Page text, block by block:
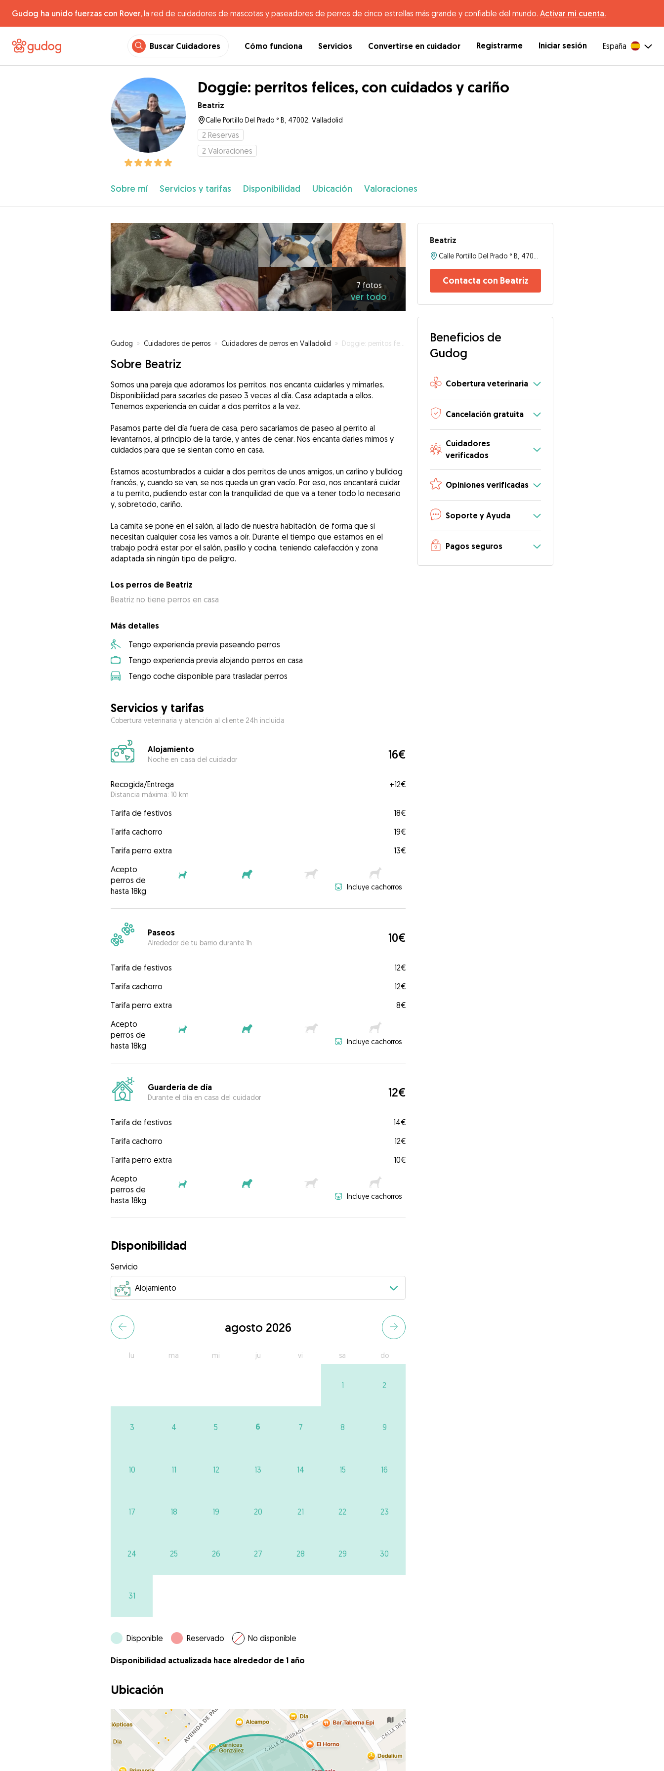
Gudog ha unido fuerzas con Rover, la red de cuidadores de mascotas y paseadores de perros de cinco estrellas más grande y confiable del mundo. Activar mi cuenta.
Buscar Cuidadores Cómo funciona Servicios Convertirse en cuidador Registrarme Iniciar sesión España
Doggie: perritos felices, con cuidados y cariño
Beatriz
Calle Portillo Del Prado ° B, 47002, Valladolid
2 Reservas
2 Valoraciones
Sobre mí Servicios y tarifas Disponibilidad Ubicación Valoraciones
7 fotos
ver todo
Gudog » Cuidadores de perros » Cuidadores de perros en Valladolid » Doggie: perritos felices, con cuidados y cariño
Sobre Beatriz
Somos una pareja que adoramos los perritos, nos encanta cuidarles y mimarles.
Disponibilidad para sacarles de paseo 3 veces al día. Casa adaptada a ellos.
Tenemos experiencia en cuidar a dos perritos a la vez.
Pasamos parte del día fuera de casa, pero sacaríamos de paseo al perrito al
levantarnos, al principio de la tarde, y antes de cenar. Nos encanta darles mimos y
cuidados para que se sientan como en casa.
Estamos acostumbrados a cuidar a dos perritos de unos amigos, un carlino y bulldog
francés, y, cuando se van, se nos queda un gran vacío. Por eso, nos encantará cuidar
a tu perrito, pudiendo estar con la tranquilidad de que va a tener todo lo necesario
y, sobretodo, cariño.
La camita se pone en el salón, al lado de nuestra habitación, de forma que si
necesitan cualquier cosa les vamos a oír. Durante el tiempo que estamos en el
trabajo podrá estar por el salón, pasillo y cocina, teniendo calefacción y zona
adaptada sin ningún tipo de peligro.
Los perros de Beatriz
Beatriz no tiene perros en casa
Más detalles
Tengo experiencia previa paseando perros
Tengo experiencia previa alojando perros en casa
Tengo coche disponible para trasladar perros
Servicios y tarifas
Cobertura veterinaria y atención al cliente 24h incluida
Alojamiento
Noche en casa del cuidador 16€
Recogida/Entrega
Distancia máxima: 10 km
+12€
Tarifa de festivos
18€
Tarifa cachorro
19€
Tarifa perro extra
13€
Acepto
perros de
hasta 18kg
Incluye cachorros
Paseos
Alrededor de tu barrio durante 1h 10€
Tarifa de festivos
12€
Tarifa cachorro
12€
Tarifa perro extra
8€
Acepto
perros de
hasta 18kg
Incluye cachorros
Guardería de día
Durante el día en casa del cuidador 12€
Tarifa de festivos
14€
Tarifa cachorro
12€
Tarifa perro extra
10€
Acepto
perros de
hasta 18kg
Incluye cachorros
Disponibilidad
Servicio
agosto 2026
lu ma mi ju vi sa do
1 2
3 4 5 6 7 8 9
10 11 12 13 14 15 16
17 18 19 20 21 22 23
24 25 26 27 28 29 30
31
Disponible Reservado No disponible
Disponibilidad actualizada hace alrededor de 1 año
Ubicación
Beatriz
Contacta con Beatriz
Beneficios de
Gudog
Cobertura veterinaria
Cancelación gratuita
Cuidadores
verificados
Opiniones verificadas
Soporte y Ayuda
Pagos seguros